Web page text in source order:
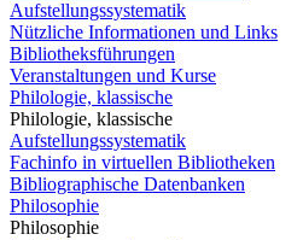
Aufstellungssystematik
Nützliche Informationen und Links
Bibliotheksführungen
Veranstaltungen und Kurse
Philologie, klassische
Philologie, klassische
Aufstellungssystematik
Fachinfo in virtuellen Bibliotheken
Bibliographische Datenbanken
Philosophie
Philosophie